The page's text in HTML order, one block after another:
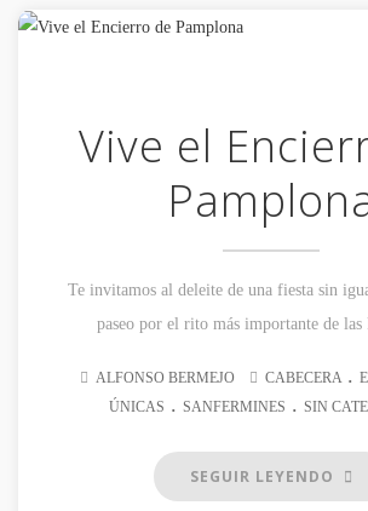
Vive el
Te invitamos al deleite de una fiesta sin
paseo por el rito más importante de
ALFONSO BERMEJO CABECERA .
ÚNICAS . SANFERMINES . SIN
SEGUIR LEYENDO